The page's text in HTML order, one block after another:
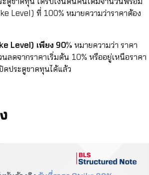
Level) ที่ 100% หมายความว่าราคาต้อง
Level) เพียง 90%หมายความว่า ราคา
ลดจากราคาเริ่มต้น 10% หรืออยู่เหนือราคา
ประตูขาดทุนได้แล้ว